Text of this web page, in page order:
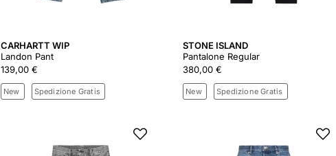
CARHARTT WIP
Landon Pant
139,00 €
New Spedizione Gratis
STONE ISLAND
Pantalone Regular
380,00 €
New Spedizione Gratis